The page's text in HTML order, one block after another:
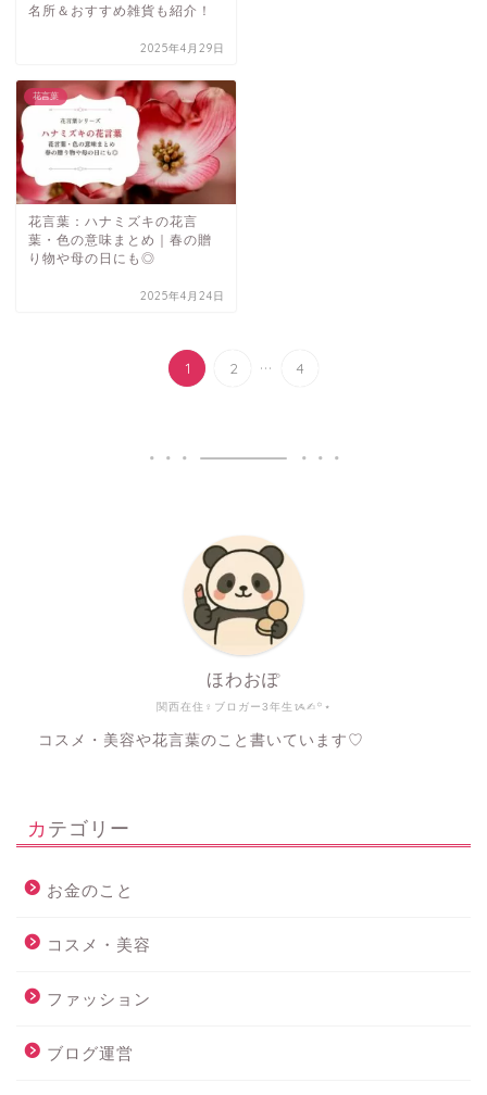
名所＆おすすめ雑貨も紹介！
2025年4月29日
花言葉
花言葉：ハナミズキの花言
葉・色の意味まとめ｜春の贈
り物や母の日にも◎
2025年4月24日
1 2 ... 4
関西在住♀ブロガー3年生ᝰ✍︎꙳⋆
ほわおぽ
コスメ・美容や花言葉のこと書いています♡
カテゴリー
お金のこと
コスメ・美容
ファッション
ブログ運営